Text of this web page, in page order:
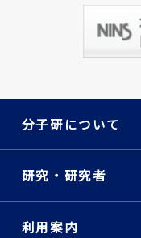
分子研について
研究・研究者
利用案内